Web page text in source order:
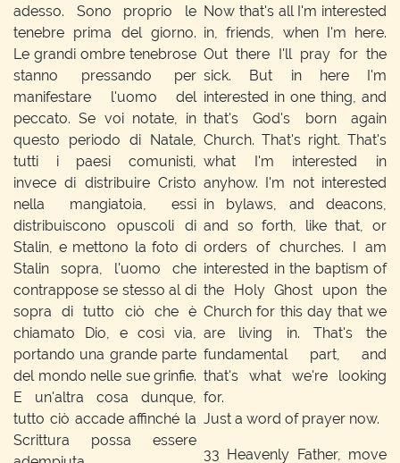
adesso. Sono proprio le
tenebre prima del giorno.
Le grandi ombre tenebrose
stanno pressando per
manifestare l'uomo del
peccato. Se voi notate, in
questo periodo di Natale,
tutti i paesi comunisti,
invece di distribuire Cristo
nella mangiatoia, essi
distribuiscono opuscoli di
Stalin, e mettono la foto di
Stalin sopra, l'uomo che
contrappose se stesso al di
sopra di tutto ciò che è
chiamato Dio, e così via,
portando una grande parte
del mondo nelle sue grinfie.
E un'altra cosa dunque,
tutto ciò accade affinché la
Scrittura possa essere
Now that's all I'm interested
in, friends, when I'm here.
Out there I'll pray for the
sick. But in here I'm
interested in one thing, and
that's God's born again
Church. That's right. That's
what I'm interested in
anyhow. I'm not interested
in bylaws, and deacons,
and so forth, like that, or
orders of churches. I am
interested in the baptism of
the Holy Ghost upon the
Church for this day that we
are living in. That's the
fundamental part, and
that's what we're looking
for.
Just a word of prayer now.
33 Heavenly Father, move